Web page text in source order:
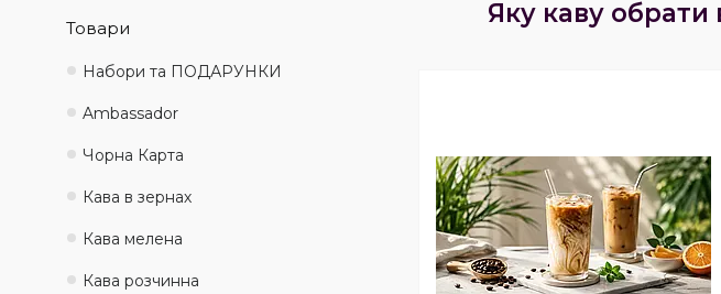
Яку каву обрати
Товари
Набори та ПОДАРУНКИ
Ambassadоr
Чорна Карта
Кава в зернах
Кава мелена
Кава розчинна